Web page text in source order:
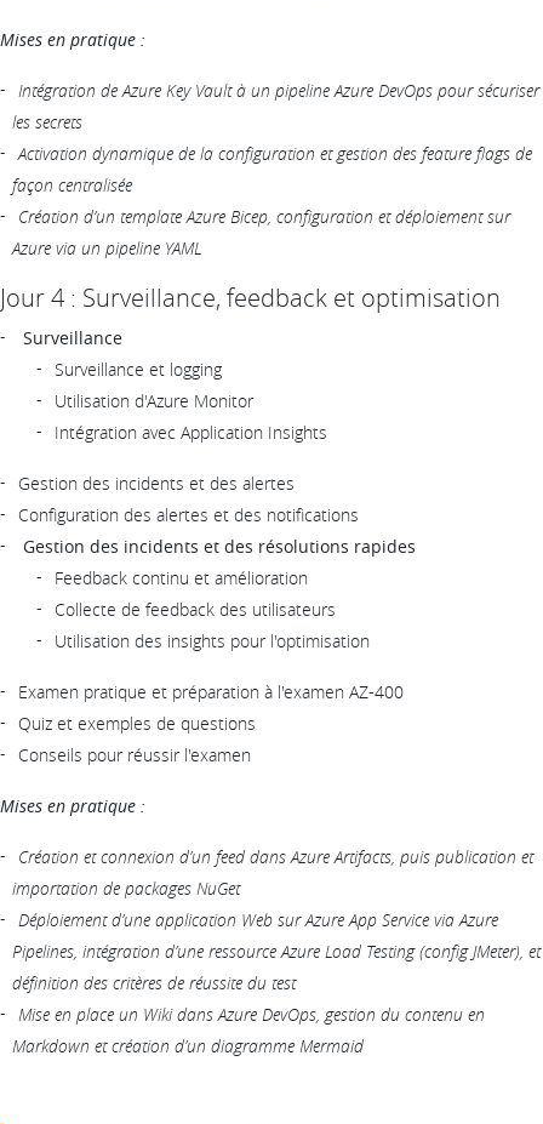
Mises en pratique :
Intégration de Azure Key Vault à un pipeline Azure DevOps pour sécuriser
les secrets
Activation dynamique de la configuration et gestion des feature flags de
façon centralisée
Création d’un template Azure Bicep, configuration et déploiement sur
Azure via un pipeline YAML
Jour 4 : Surveillance, feedback et optimisation
Surveillance
Surveillance et logging
Utilisation d'Azure Monitor
Intégration avec Application Insights
Gestion des incidents et des alertes
Configuration des alertes et des notifications
Gestion des incidents et des résolutions rapides
Feedback continu et amélioration
Collecte de feedback des utilisateurs
Utilisation des insights pour l'optimisation
Examen pratique et préparation à l'examen AZ-400
Quiz et exemples de questions
Conseils pour réussir l'examen
Mises en pratique :
Création et connexion d’un feed dans Azure Artifacts, puis publication et
importation de packages NuGet
Déploiement d’une application Web sur Azure App Service via Azure
Pipelines, intégration d’une ressource Azure Load Testing (config JMeter), et
définition des critères de réussite du test
Mise en place un Wiki dans Azure DevOps, gestion du contenu en
Markdown et création d’un diagramme Mermaid